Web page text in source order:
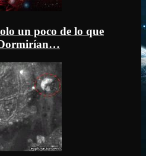
un poco de lo que